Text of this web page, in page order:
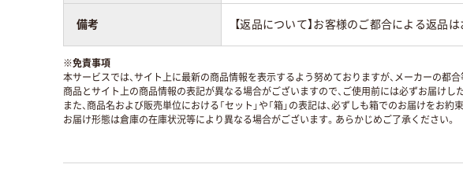
備考 【返品について】お客様のご都合による返品は
※免責事項
本サービスでは、サイト上に最新の商品情報を表示するよう努めておりますが、メーカーの都合
商品とサイト上の商品情報の表記が異なる場合がございますので、ご使用前には必ずお届け
また、商品名および販売単位における「セット」や「箱」の表記は、必ずしも箱でのお届けをお約
お届け形態は倉庫の在庫状況等により異なる場合がございます。あらかじめご了承ください。